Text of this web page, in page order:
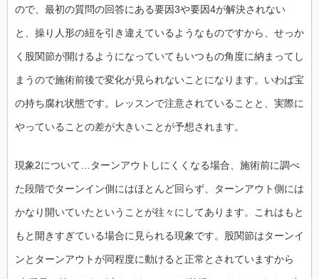
ので、最初の質問の回答にある要因3や要因4が解決されない
と、操り人形の紐を引き違えているようなものですから、せっか
く股関節が開けるようになっていてもいつもの角度に納まってし
まうので施術前後で変化が見られないことになります。いわば宝
の持ち腐れ状態です。レッスンで注意されていることと、実際に
やっていることの差が大きいことが予想されます。
現象2について…ターンアウトしにくくなる場合、施術前に調べ
た段階でターンイン側にはほとんど回らず、ターンアウト側には
かなり開いていたということが往々にしてあります。これはもと
もと開きすぎている場合に見られる現象です。股関節はターンイ
ンとターンアウトが同程度に動けると正常とされていますから